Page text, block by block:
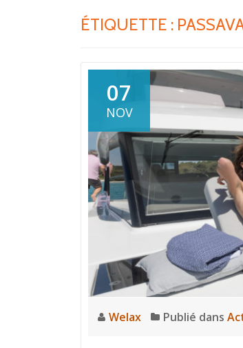
ÉTIQUETTE :
07
NOV
Welax Publié dans